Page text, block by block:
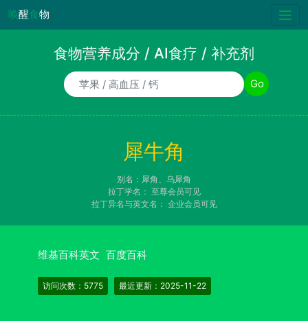
唤醒食物
食物营养成分 / AI食疗 / 补充剂
食物/AI食疗诉求/补充剂名称 Go
犀牛角
别名：犀角、乌犀角
拉丁学名： 至尊会员可见
拉丁异名与英文名： 企业会员可见
维基百科英文 百度百科
访问次数：5775 最近更新：2025-11-22